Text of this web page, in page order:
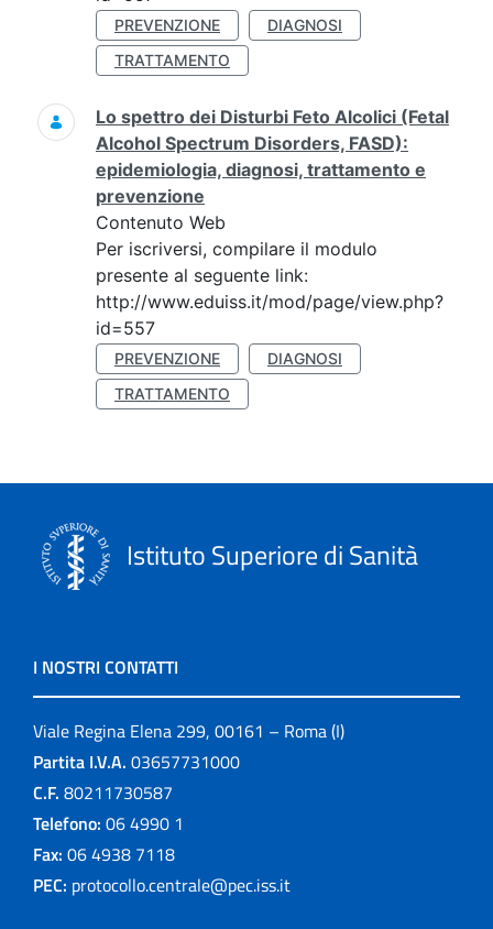
PREVENZIONE
DIAGNOSI
TRATTAMENTO
Lo spettro dei Disturbi Feto Alcolici (Fetal
Alcohol Spectrum Disorders, FASD):
epidemiologia, diagnosi, trattamento e
prevenzione
Contenuto Web
Per iscriversi, compilare il modulo
presente al seguente link:
http://www.eduiss.it/mod/page/view.php?
id=557
PREVENZIONE
DIAGNOSI
TRATTAMENTO
Istituto Superiore di Sanità
I NOSTRI CONTATTI
Viale Regina Elena 299, 00161 – Roma (I)
Partita I.V.A. 03657731000
C.F. 80211730587
Telefono: 06 4990 1
Fax: 06 4938 7118
PEC: protocollo.centrale@pec.iss.it